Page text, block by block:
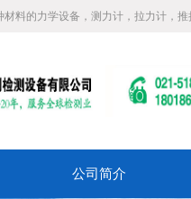
材料的力学设备，测力计，拉力计，
公司简介